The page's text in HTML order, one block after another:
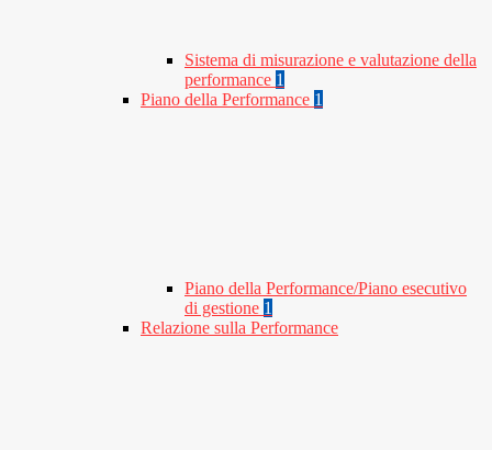
Sistema di misurazione e valutazione della
performance 1
Piano della Performance 1
Piano della Performance/Piano esecutivo
di gestione 1
Relazione sulla Performance